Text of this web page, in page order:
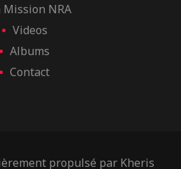
Mission NRA
Videos
Albums
Contact
propulsé par Kheris